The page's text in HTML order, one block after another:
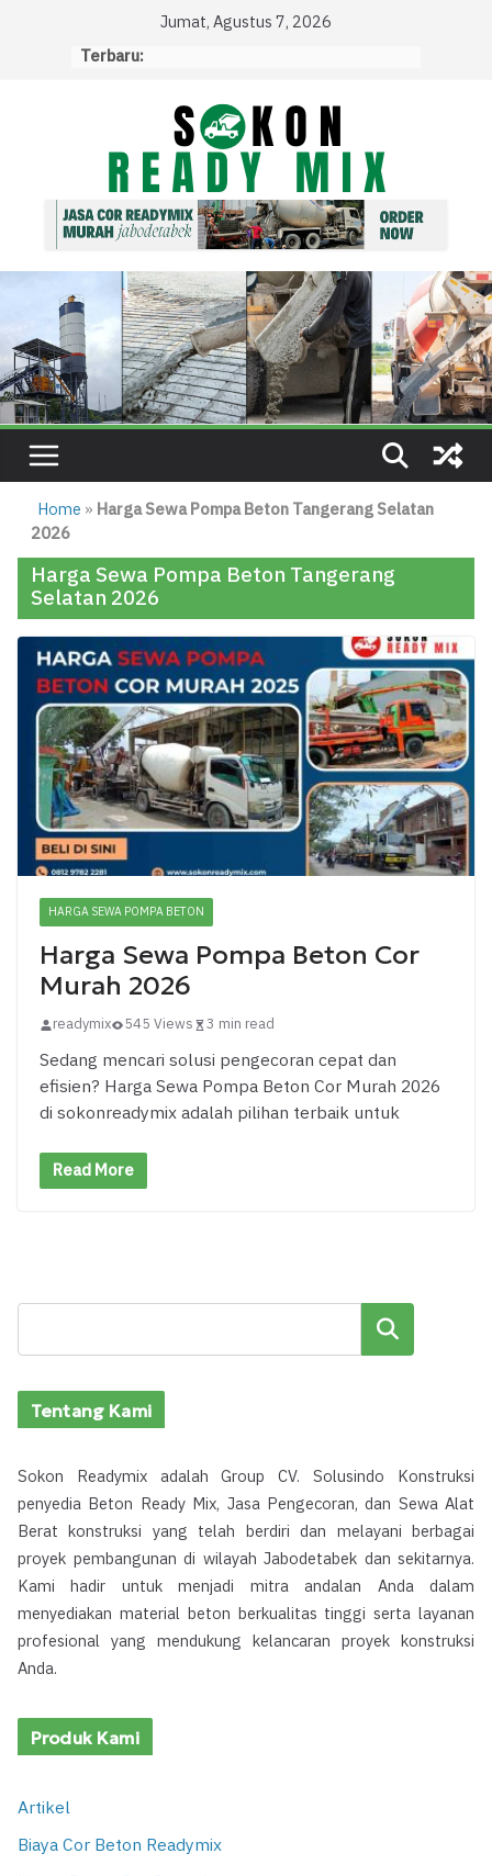
Jumat, Agustus 7, 2026
Terbaru:
Home » Harga Sewa Pompa Beton Tangerang Selatan
2026
Harga Sewa Pompa Beton Tangerang
Selatan 2026
HARGA SEWA POMPA BETON
Harga Sewa Pompa Beton Cor
Murah 2026
readymix 545 Views 3 min read
Sedang mencari solusi pengecoran cepat dan
efisien? Harga Sewa Pompa Beton Cor Murah 2026
di sokonreadymix adalah pilihan terbaik untuk
Read More
Cari
Tentang Kami
Sokon Readymix adalah Group CV. Solusindo Konstruksi
penyedia Beton Ready Mix, Jasa Pengecoran, dan Sewa Alat
Berat konstruksi yang telah berdiri dan melayani berbagai
proyek pembangunan di wilayah Jabodetabek dan sekitarnya.
Kami hadir untuk menjadi mitra andalan Anda dalam
menyediakan material beton berkualitas tinggi serta layanan
profesional yang mendukung kelancaran proyek konstruksi
Anda.
Produk Kami
Artikel
Biaya Cor Beton Readymix